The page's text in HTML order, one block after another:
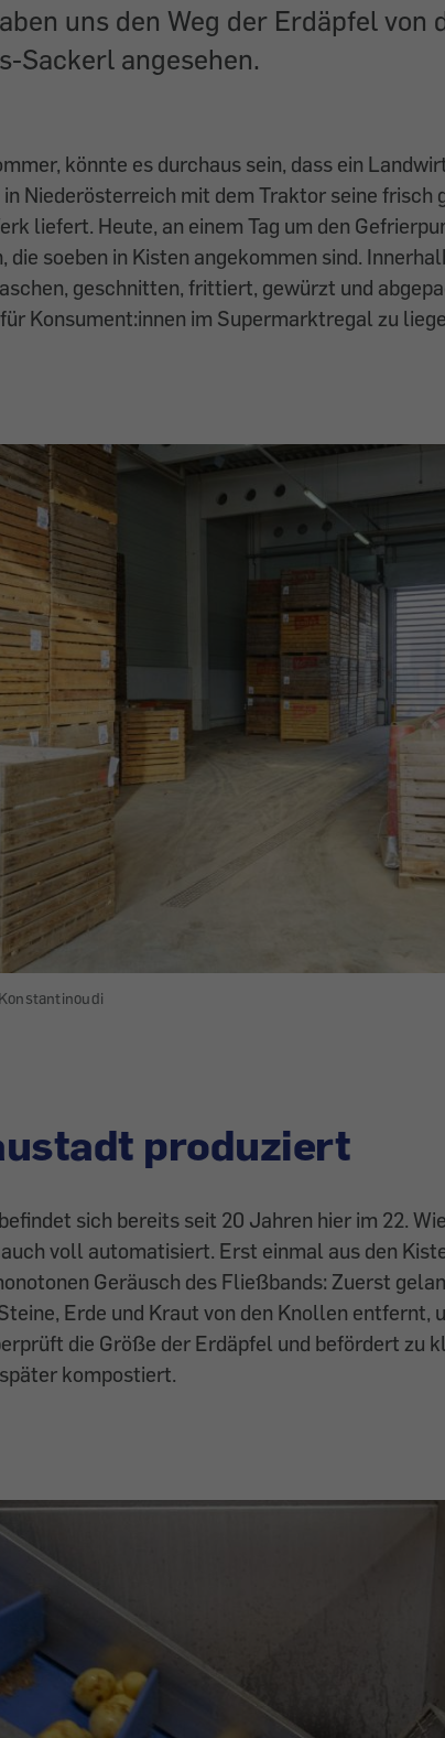
uns den Weg der Erdäpfel von
Sackerl angesehen.
könnte es durchaus sein, dass ein
Niederösterreich mit dem Traktor seine frisch
liefert. Heute, an einem Tag um den
soeben in Kisten angekommen sind.
geschnitten, frittiert, gewürzt und
Konsument:innen im Supermarktregal zu
produziert
sich bereits seit 20 Jahren hier im 22.
voll automatisiert. Erst einmal aus den
Geräusch des Fließbands: Zuerst
Erde und Kraut von den Knollen entfernt,
die Größe der Erdäpfel und befördert zu
kompostiert.